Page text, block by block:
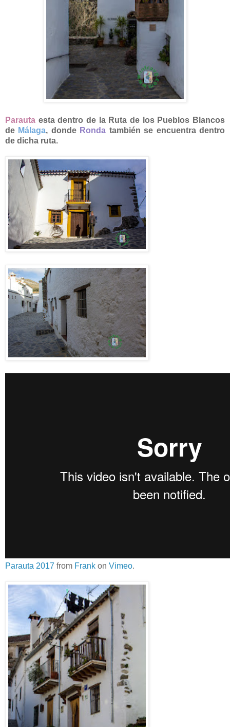
Parauta esta dentro de la Ruta de los Pueblos Blancos
de Málaga, donde Ronda también se encuentra dentro
de dicha ruta.
Parauta 2017 from Frank on Vimeo.